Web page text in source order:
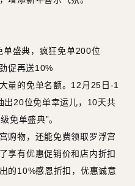
盛典，疯狂免单200位
促再送10%
的免单名额。12月25日-1
出20位免单幸运儿，10天共
免单盛典”。
物，还能免费领取罗浮宫
享有优惠促销价和店内折扣
的10%感恩折扣，优惠诚意